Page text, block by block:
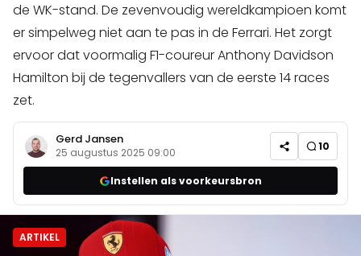
de WK-stand. De zevenvoudig wereldkampioen komt
er simpelweg niet aan te pas in de Ferrari. Het zorgt
ervoor dat voormalig F1-coureur Anthony Davidson
Hamilton bij de tegenvallers van de eerste 14 races
zet.
Gerd Jansen
25 augustus 2025 09:00 10
Instellen als voorkeursbron
ARTIKEL